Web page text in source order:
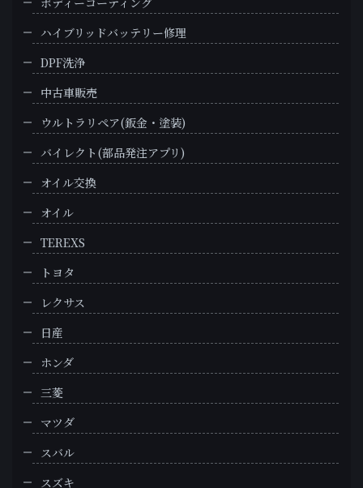
ハイブリッドバッテリー修理
DPF洗浄
中古車販売
ウルトラリペア(鈑金・塗装)
バイレクト(部品発注アプリ)
オイル交換
オイル
TEREXS
トヨタ
レクサス
日産
ホンダ
三菱
マツダ
スバル
スズキ